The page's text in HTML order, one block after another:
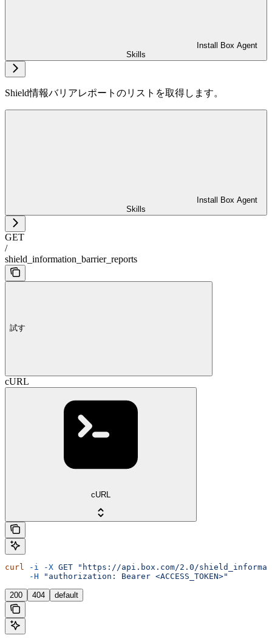
Install Box Agent
Skills
Shield情報バリアレポートのリストを取得します。
Install Box Agent
Skills
GET
/
shield_information_barrier_reports
試す
cURL
cURL
curl -i -X GET "https://api.box.com/2.0/
     -H
"authorization: Bearer <ACCESS_TOKEN>"
200 404 default